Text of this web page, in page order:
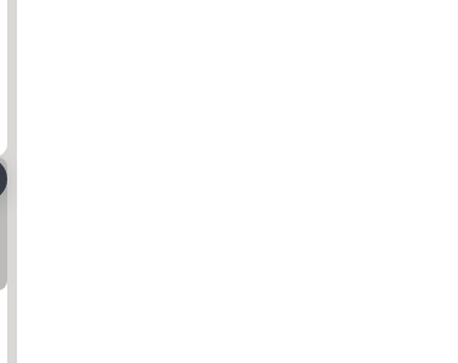
aos favoritos